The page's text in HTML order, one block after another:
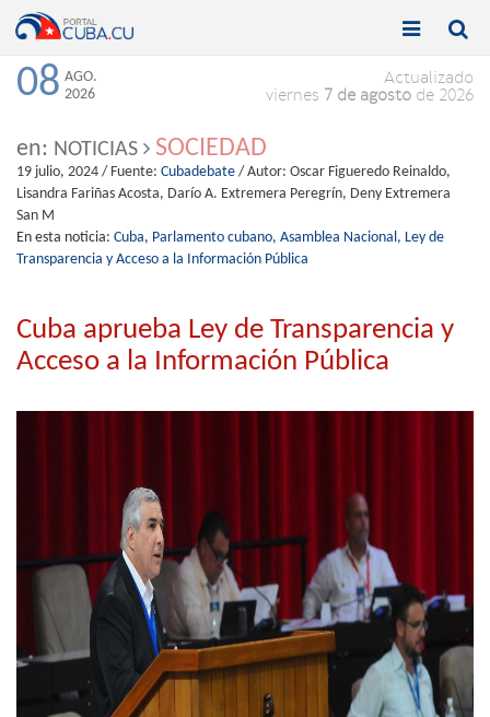
Toggle

Toggle

08 AGO.
2026
Actualizado
viernes 7 de agosto de 2026
en: NOTICIAS SOCIEDAD
19 julio, 2024 / Fuente: Cubadebate / Autor: Oscar Figueredo Reinaldo,
Lisandra Fariñas Acosta, Darío A. Extremera Peregrín, Deny Extremera
San M
En esta noticia: Cuba, Parlamento cubano, Asamblea Nacional, Ley de
Transparencia y Acceso a la Información Pública
Cuba aprueba Ley de Transparencia y
Acceso a la Información Pública